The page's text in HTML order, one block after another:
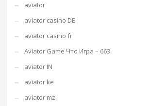
aviator
aviator casino DE
aviator casino fr
Aviator Game Что Игра – 663
aviator IN
aviator ke
aviator mz